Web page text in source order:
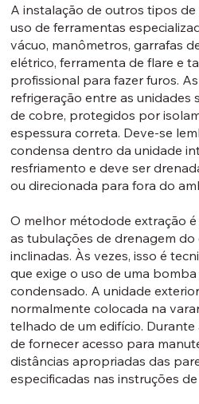
A instalação de outros tipos
uso de ferramentas
vácuo, manômetros, garrafas
elétrico, ferramenta de flare e
profissional para fazer furos.
refrigeração entre as
de cobre, protegidos por
espessura correta. Deve-se
condensa dentro da unidade
resfriamento e deve ser
ou direcionada para fora do
O melhor métodode extração
as tubulações de drenagem
inclinadas. Às vezes, isso é
que exige o uso de uma
condensado. A unidade
normalmente colocada na
telhado de um edifício.
de fornecer acesso para
distâncias apropriadas das
especificadas nas instruções